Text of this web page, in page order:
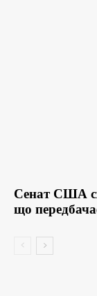
Сенат США
що